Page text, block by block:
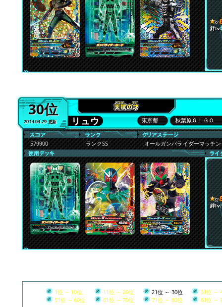
絆
30位
2014-04-29 更新 リュウ 東京都 秋葉原ＧＩＧＯ
579900 ランクSS オールガンバライダーマッチ
絆
1位 ～ 10位 11位 ～ 20位 21位 ～ 30位 31位 ～
51位 ～ 60位 61位 ～ 70位 71位 ～ 80位 81位 ～